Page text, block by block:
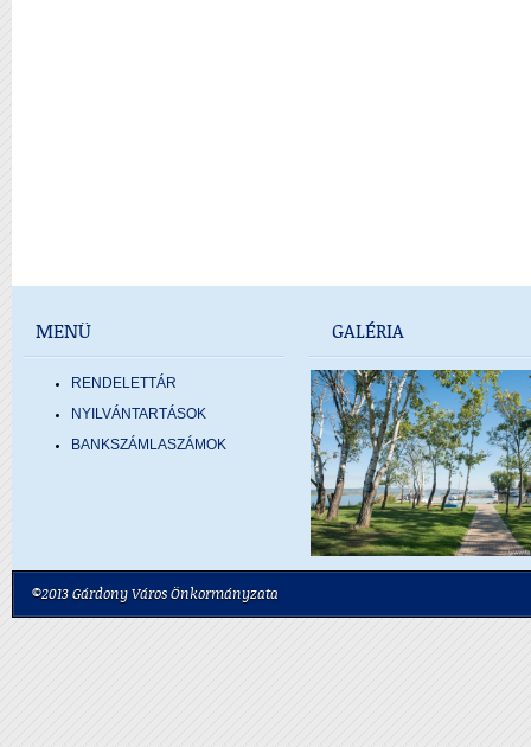
MENÜ
RENDELETTÁR
NYILVÁNTARTÁSOK
BANKSZÁMLASZÁMOK
GALÉRIA
©2013 Gárdony Város Önkormányzata